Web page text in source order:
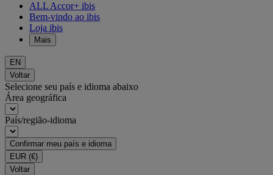
ALL Accor+ ibis
Bem-vindo ao ibis
Loja ibis
Mais
EN
Voltar
Selecione seu país e idioma abaixo
Área geográfica
País/região-idioma
Confirmar meu país e idioma
EUR (€)
Voltar